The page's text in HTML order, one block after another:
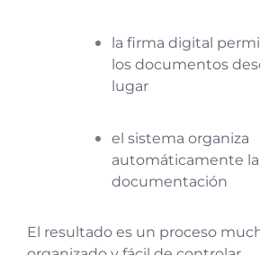
la firma digital
los documentos
lugar
el sistema organiza
automáticamente la
documentación
El resultado es un proceso